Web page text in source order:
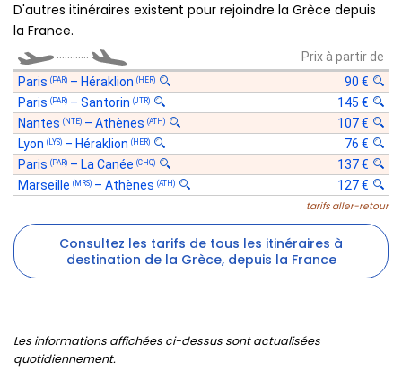
D'autres itinéraires existent pour rejoindre la Grèce depuis
la France.
............
Prix à partir de
Paris (PAR) – Héraklion (HER)
90 €
Paris (PAR) – Santorin (JTR)
145 €
Nantes (NTE) – Athènes (ATH)
107 €
Lyon (LYS) – Héraklion (HER)
76 €
Paris (PAR) – La Canée (CHQ)
137 €
Marseille (MRS) – Athènes (ATH) 127 €
tarifs aller-retour
Consultez les tarifs de tous les itinéraires à
destination de la Grèce, depuis la France
Les informations affichées ci-dessus sont actualisées
quotidiennement.